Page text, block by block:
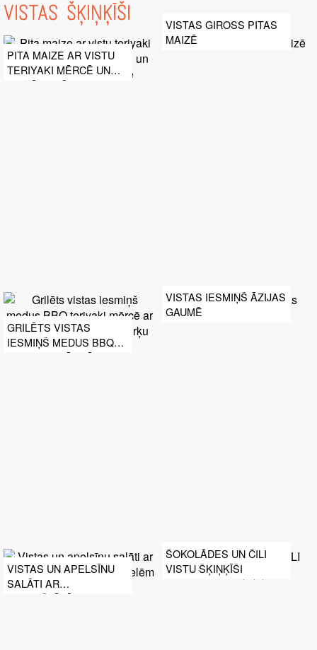
VISTAS ŠĶIŅĶĪŠI
PITA MAIZE AR VISTU
TERIYAKI MĒRCĒ UN
GRILĒTU KĀPOSTU UN
VISTAS GIROSS PITAS
MAIZĒ
GRILĒTS VISTAS
IESMIŅŠ MEDUS BBQ
TERIYAKI MĒRCĒ AR
VISTAS IESMIŅŠ ĀZIJAS
GAUMĒ
VISTAS UN APELSĪNU
SALĀTI AR
KRAUKŠĶĪGĀM
ŠOKOLĀDES UN ČILI
VISTU ŠĶIŅĶĪŠI